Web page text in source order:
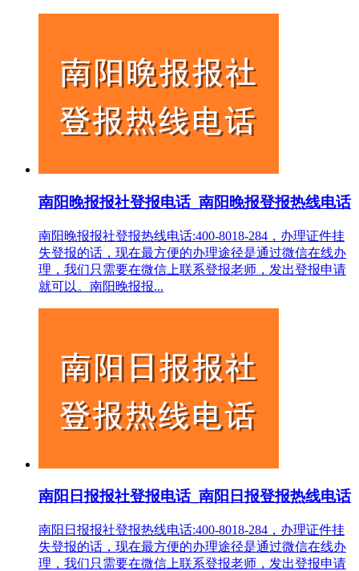
南阳晚报报社登报电话_南阳晚报登报热线电话
南阳晚报报社登报热线电话:400-8018-284，办理证件挂
失登报的话，现在最方便的办理途径是通过微信在线办
理，我们只需要在微信上联系登报老师，发出登报申请
就可以。南阳晚报报...
南阳日报报社登报电话_南阳日报登报热线电话
南阳日报报社登报热线电话:400-8018-284，办理证件挂
失登报的话，现在最方便的办理途径是通过微信在线办
理，我们只需要在微信上联系登报老师，发出登报申请